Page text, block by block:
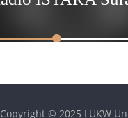
Copyright © 2025 LUKW